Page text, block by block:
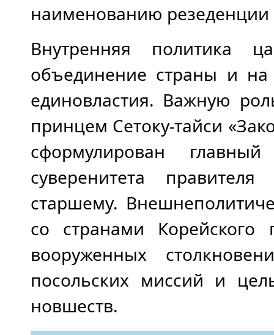
наименованию
Внутренняя политика
объединение страны и
единовластия. Важную
принцем Сетоку-тайси
сформулирован
суверенитета
старшему.
со странами Корейского
вооруженных
посольских миссий и
новшеств.